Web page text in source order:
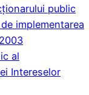
public
implementarea
al
Intereselor